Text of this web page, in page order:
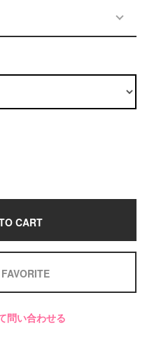
CART
問い合わせる